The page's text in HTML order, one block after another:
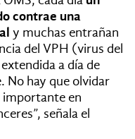
contrae una
y muchas entrañan
del VPH (virus del
a día de
No hay que olvidar
importante en
señala el